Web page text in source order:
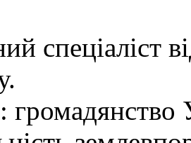
спеціаліст